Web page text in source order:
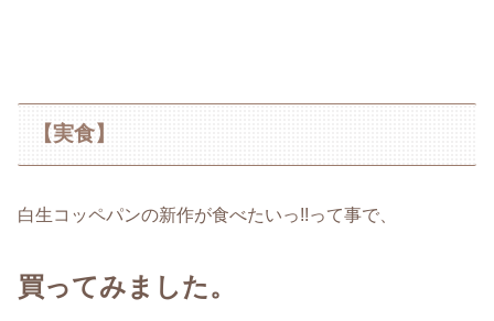
【実食】
白生コッペパンの新作が食べたいっ!!って事で、
買ってみました。